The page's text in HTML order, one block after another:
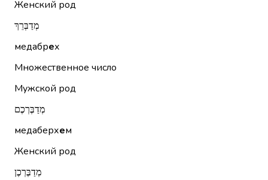
Женский род
מְדַבְּרֵךְ
медабрех
Множественное число
Мужской род
מְדַבֶּרְכֶם
медаберхем
Женский род
מְדַבֶּרְכֶן